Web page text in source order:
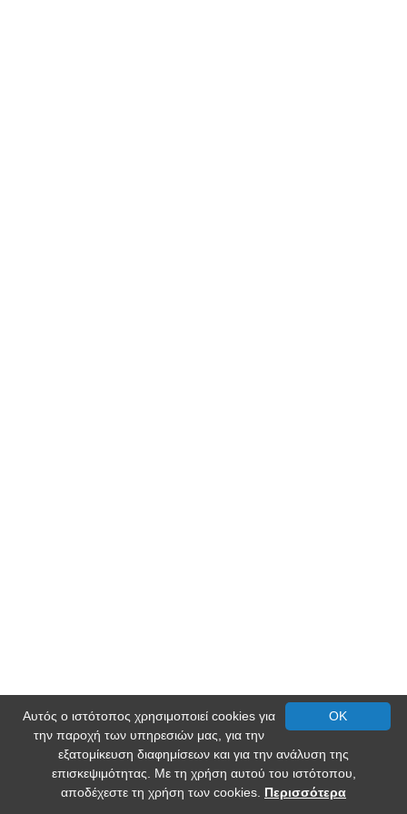
OK
Αυτός ο ιστότοπος χρησιμοποιεί cookies για
την παροχή των υπηρεσιών μας, για την
εξατομίκευση διαφημίσεων και για την ανάλυση της
επισκεψιμότητας. Με τη χρήση αυτού του ιστότοπου,
αποδέχεστε τη χρήση των cookies. Περισσότερα